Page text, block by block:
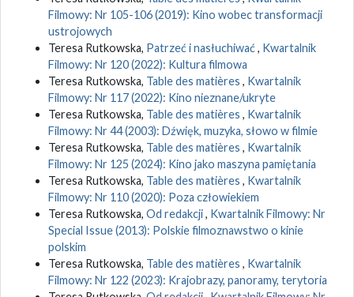
Filmowy: Nr 105-106 (2019): Kino wobec transformacji
ustrojowych
Teresa Rutkowska, Patrzeć i nasłuchiwać, Kwartalnik
Filmowy: Nr 120 (2022): Kultura filmowa
Teresa Rutkowska, Table des matières , Kwartalnik
Filmowy: Nr 117 (2022): Kino nieznane/ukryte
Teresa Rutkowska, Table des matières , Kwartalnik
Filmowy: Nr 44 (2003): Dźwięk, muzyka, słowo w filmie
Teresa Rutkowska, Table des matières , Kwartalnik
Filmowy: Nr 125 (2024): Kino jako maszyna pamiętania
Teresa Rutkowska, Table des matières , Kwartalnik
Filmowy: Nr 110 (2020): Poza człowiekiem
Teresa Rutkowska, Od redakcji, Kwartalnik Filmowy: Nr
Special Issue (2013): Polskie filmoznawstwo o kinie
polskim
Teresa Rutkowska, Table des matières , Kwartalnik
Filmowy: Nr 122 (2023): Krajobrazy, panoramy, terytoria